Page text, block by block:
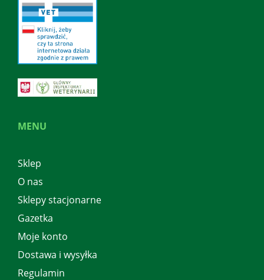
MENU
Sklep
O nas
Sklepy stacjonarne
Gazetka
Moje konto
Dostawa i wysyłka
Regulamin